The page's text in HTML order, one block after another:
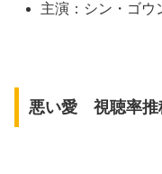
主演：シン・ゴウ
悪い愛 視聴率推